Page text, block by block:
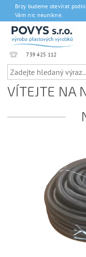
Brzy budeme otevírat
Vám nic neunikne.
739 425 112
VÍTEJTE NA